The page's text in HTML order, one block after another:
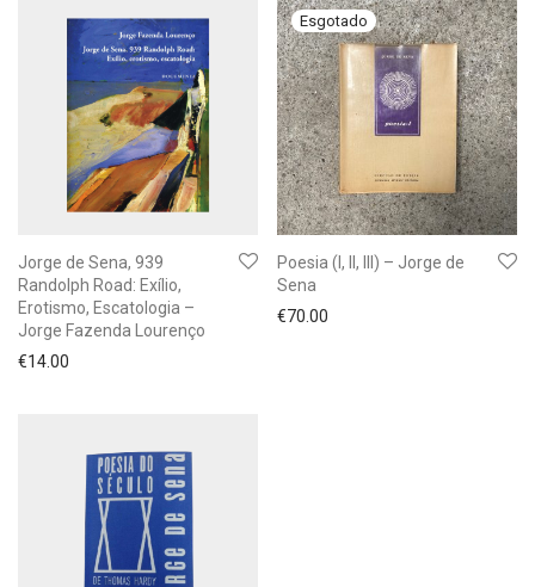
Jorge de Sena, 939
Randolph Road: Exílio,
Erotismo, Escatologia –
Jorge Fazenda Lourenço
€14.00
Poesia (I, II, III) – Jorge de
Sena
€70.00